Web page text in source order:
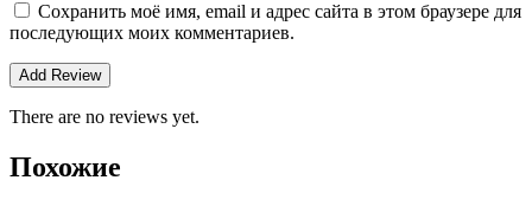
Сохранить моё имя, email и адрес сайта в этом браузере для
последующих моих комментариев.
There are no reviews yet.
Похожие